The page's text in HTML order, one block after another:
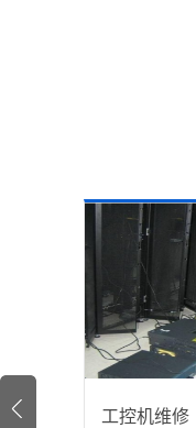
工控机维修